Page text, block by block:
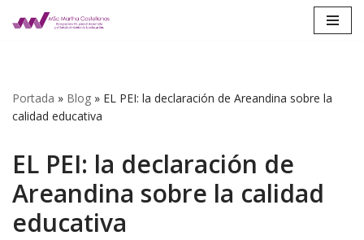
Portada » Blog » EL PEI: la declaración de Areandina sobre la
calidad educativa
EL PEI: la declaración de
Areandina sobre la calidad
educativa